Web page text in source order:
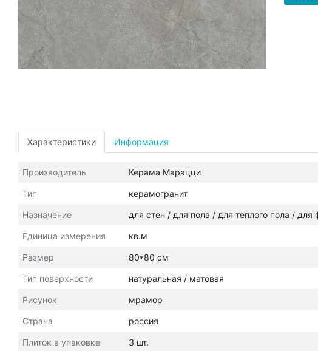
Характеристики Информация
Производитель Керама Марацци
Тип керамогранит
Назначение для стен / для пола / для теплого пола /
Единица измерения кв.м
Размер 80*80 см
Тип поверхности натуральная / матовая
Рисунок мрамор
Страна россия
Плиток в упаковке 3 шт.